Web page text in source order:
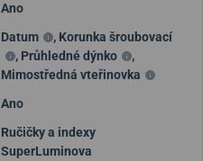
Ano
Datum , Korunka šroubovací
, Průhledné dýnko
,
Mimostředná vteřinovka
Ano
Ručičky a indexy
SuperLuminova